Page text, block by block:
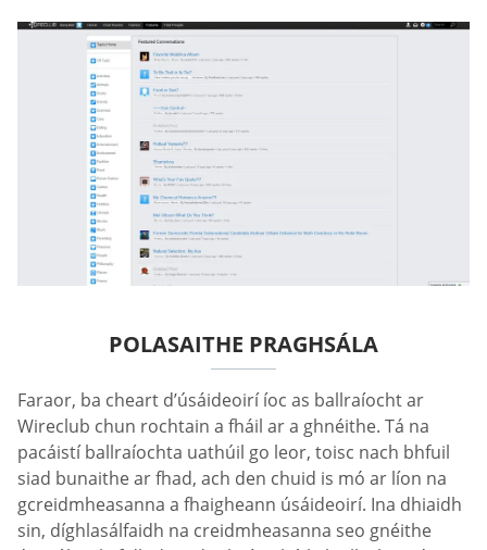
POLASAITHE PRAGHSÁLA
Faraor, ba cheart d’úsáideoirí íoc as ballraíocht ar
Wireclub chun rochtain a fháil ar a ghnéithe. Tá na
pacáistí ballraíochta uathúil go leor, toisc nach bhfuil
siad bunaithe ar fhad, ach den chuid is mó ar líon na
gcreidmheasanna a fhaigheann úsáideoirí. Ina dhiaidh
sin, díghlasálfaidh na creidmheasanna seo gnéithe